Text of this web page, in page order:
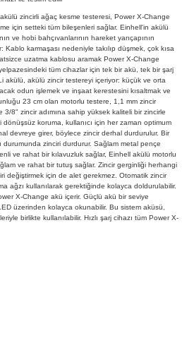
zincirli ağaç kesme testeresi, Power X-Change
için setteki tüm bileşenleri sağlar. Einhell'in akülü
ve hobi bahçıvanlarının hareket yarıçapının
Kablo karmaşası nedeniyle takılıp düşmek, çok kısa
uzatma kablosu aramak Power X-Change
tüm cihazlar için tek bir akü, tek bir şarj
akülü, akülü zincir testereyi içeriyor: küçük ve orta
odun işlemek ve inşaat kerestesini kısaltmak ve
23 cm olan motorlu testere, 1,1 mm zincir
3/8" zincir adımına sahip yüksek kaliteli bir zincirle
dönüşsüz koruma, kullanıcı için her zaman optimum
devreye girer, böylece zincir derhal durdurulur. Bir
durumunda zinciri durdurur. Sağlam metal pençe
ve rahat bir kılavuzluk sağlar, Einhell akülü motorlu
ve rahat bir tutuş sağlar. Zincir gerginliği herhangi
değiştirmek için de alet gerekmez. Otomatik zincir
ağzı kullanılarak gerektiğinde kolayca doldurulabilir.
X-Change akü içerir. Güçlü akü bir seviye
üzerinden kolayca okunabilir. Bu sistem aküsü,
birlikte kullanılabilir. Hızlı şarj cihazı tüm Power X-